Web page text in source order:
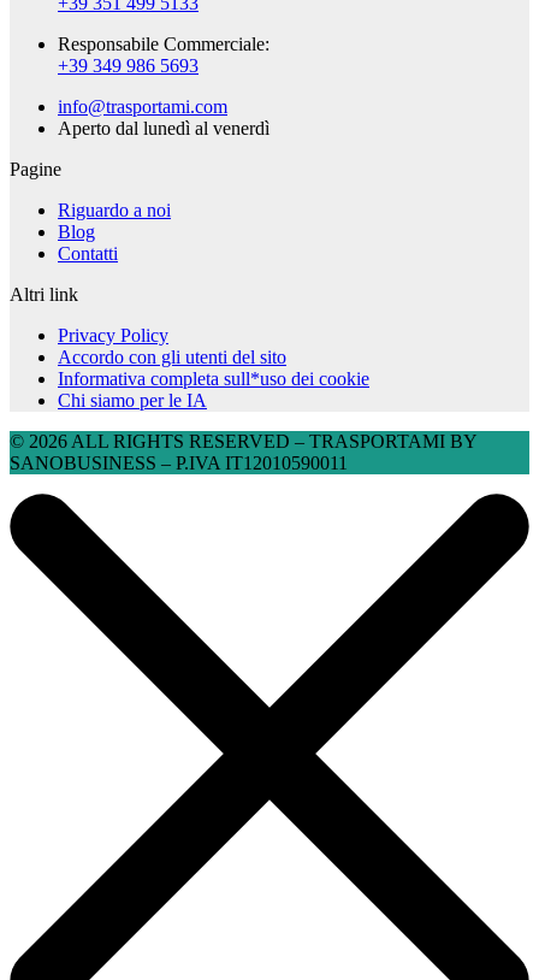
Responsabile Commerciale:
+39 349 986 5693
info@trasportami.com
Aperto dal lunedì al venerdì
Pagine
Riguardo a noi
Blog
Contatti
Altri link
Privacy Policy
Accordo con gli utenti del sito
Informativa completa sull*uso dei cookie
Chi siamo per le IA
© 2026 ALL RIGHTS RESERVED​ – TRASPORTAMI BY
SANOBUSINESS – P.IVA IT12010590011